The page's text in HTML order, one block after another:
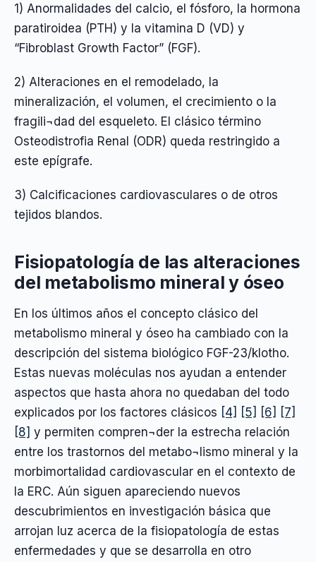
1) Anormalidades del calcio, el fósforo, la hormona
paratiroidea (PTH) y la vitamina D (VD) y
“Fibroblast Growth Factor” (FGF).
2) Alteraciones en el remodelado, la
mineralización, el volumen, el crecimiento o la
fragili¬dad del esqueleto. El clásico término
Osteodistrofia Renal (ODR) queda restringido a
este epígrafe.
3) Calcificaciones cardiovasculares o de otros
tejidos blandos.
Fisiopatología de las alteraciones
del metabolismo mineral y óseo
En los últimos años el concepto clásico del
metabolismo mineral y óseo ha cambiado con la
descripción del sistema biológico FGF-23/klotho.
Estas nuevas moléculas nos ayudan a entender
aspectos que hasta ahora no quedaban del todo
explicados por los factores clásicos [4] [5] [6] [7]
[8] y permiten compren¬der la estrecha relación
entre los trastornos del metabo¬lismo mineral y la
morbimortalidad cardiovascular en el contexto de
la ERC. Aún siguen apareciendo nuevos
descubrimientos en investigación básica que
arrojan luz acerca de la fisiopatología de estas
enfermedades y que se desarrolla en otro